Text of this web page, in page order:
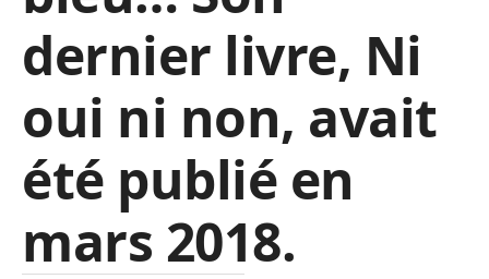
dernier livre, Ni
oui ni non, avait
été publié en
mars 2018.